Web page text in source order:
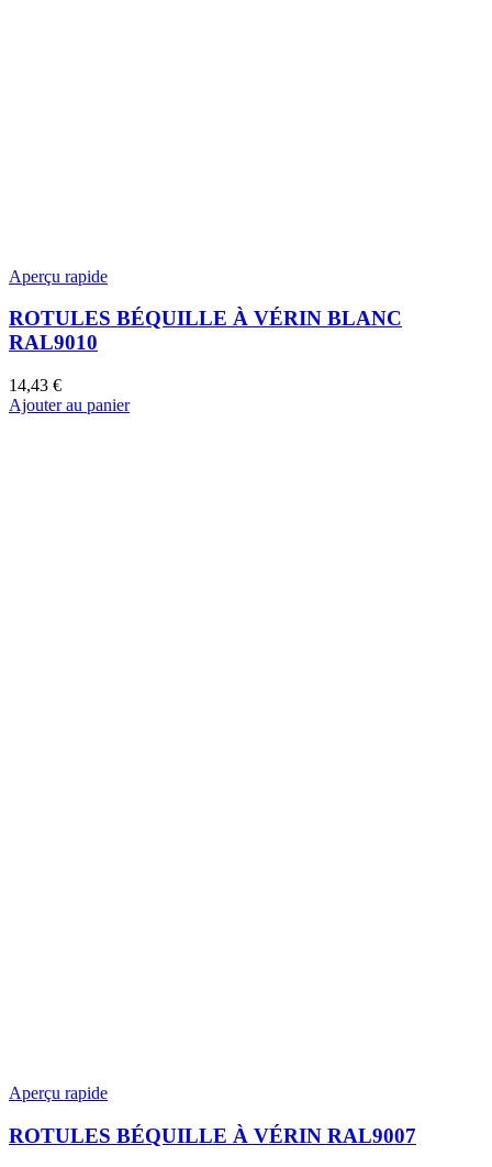
Aperçu rapide
ROTULES BÉQUILLE À VÉRIN BLANC
RAL9010
14,43 €
Ajouter au panier
Aperçu rapide
ROTULES BÉQUILLE À VÉRIN RAL9007